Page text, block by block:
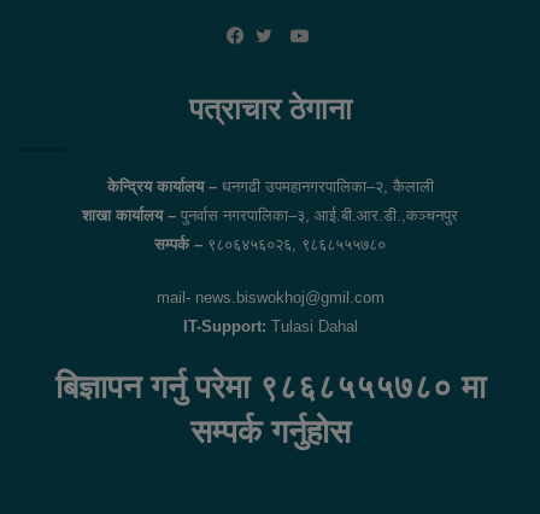
YouTube
पत्राचार ठेगाना
केन्द्रिय कार्यालय –धनगढी उपमहानगरपालिका–२, कैलाली
शाखा कार्यालय – पुनर्वास नगरपालिका–३, आई.बी.आर.डी.,कञ्चनपुर
सम्पर्क – ९८०६४५६०२६, ९८६८५५५७८०
mail- news.biswokhoj@gmil.com
IT-Support: Tulasi Dahal
बिज्ञापन गर्नु परेमा ९८६८५५५७८० मा
सम्पर्क गर्नुहोस